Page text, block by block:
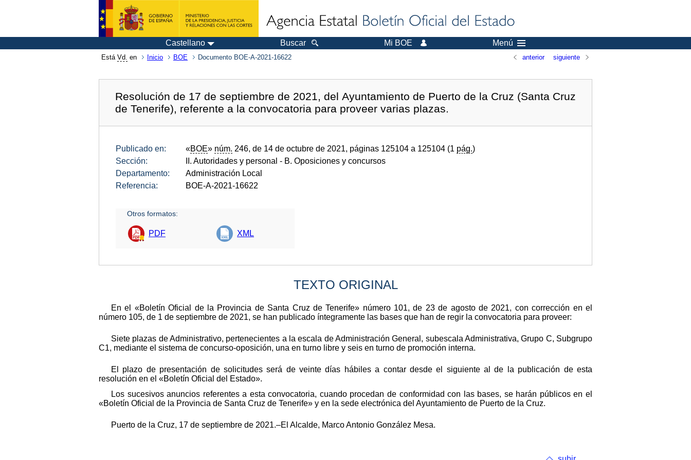
Castellano Buscar Mi BOE Menú
Está Vd. en Inicio BOE Documento BOE-A-2021-16622 anterior siguiente
Resolución de 17 de septiembre de 2021, del Ayuntamiento de Puerto de la Cruz (Santa Cruz
de Tenerife), referente a la convocatoria para proveer varias plazas.
Publicado en: «BOE» núm. 246, de 14 de octubre de 2021, páginas 125104 a 125104 (1 pág.)
Sección:
II. Autoridades y personal - B. Oposiciones y concursos
Departamento:
Administración Local
Referencia:
BOE-A-2021-16622
Otros formatos:
PDF XML
TEXTO ORIGINAL
En el «Boletín Oficial de la Provincia de Santa Cruz de Tenerife» número 101, de 23 de agosto de 2021, con corrección en el
número 105, de 1 de septiembre de 2021, se han publicado íntegramente las bases que han de regir la convocatoria para proveer:
Siete plazas de Administrativo, pertenecientes a la escala de Administración General, subescala Administrativa, Grupo C, Subgrupo
C1, mediante el sistema de concurso-oposición, una en turno libre y seis en turno de promoción interna.
El plazo de presentación de solicitudes será de veinte días hábiles a contar desde el siguiente al de la publicación de esta
resolución en el «Boletín Oficial del Estado».
Los sucesivos anuncios referentes a esta convocatoria, cuando procedan de conformidad con las bases, se harán públicos en el
«Boletín Oficial de la Provincia de Santa Cruz de Tenerife» y en la sede electrónica del Ayuntamiento de Puerto de la Cruz.
Puerto de la Cruz, 17 de septiembre de 2021.–El Alcalde, Marco Antonio González Mesa.